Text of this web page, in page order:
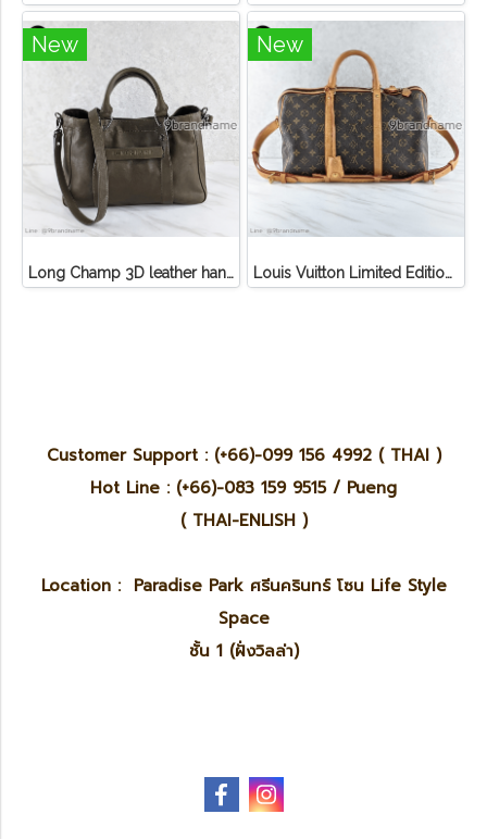
New
Long Champ 3D leather handbag
New
Louis Vuitton Limited Edition Monogram Canvas Sofia Coppola SC Bag
Customer Support : (+66)-099 156 4992 ( THAI )
Hot Line : (+66)-083 159 9515 / Pueng
( THAI-ENLISH )
Location : Paradise Park ศรีนครินทร์ โซน Life Style
Space
ชั้น 1 (ฝั่งวิลล่า)